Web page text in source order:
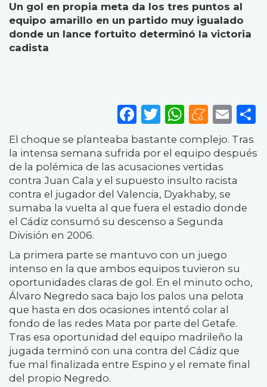
Un gol en propia meta da los tres puntos al
equipo amarillo en un partido muy igualado
donde un lance fortuito determinó la victoria
cadista
Facebook
Twitter
El choque se planteaba bastante complejo. Tras
la intensa semana sufrida por el equipo después
de la polémica de las acusaciones vertidas
contra Juan Cala y el supuesto insulto racista
contra el jugador del Valencia, Dyakhaby, se
sumaba la vuelta al que fuera el estadio donde
el Cádiz consumó su descenso a Segunda
División en 2006.
La primera parte se mantuvo con un juego
intenso en la que ambos equipos tuvieron su
oportunidades claras de gol. En el minuto ocho,
Álvaro Negredo saca bajo los palos una pelota
que hasta en dos ocasiones intentó colar al
fondo de las redes Mata por parte del Getafe.
Tras esa oportunidad del equipo madrileño la
jugada terminó con una contra del Cádiz que
fue mal finalizada entre Espino y el remate final
del propio Negredo.